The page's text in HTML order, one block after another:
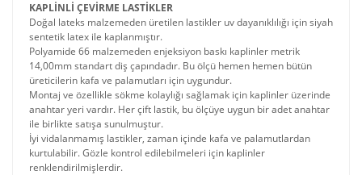
KAPLİNLİ ÇEVİRME LASTİKLER
Doğal lateks malzemeden üretilen lastikler uv dayanıklılığı için siyah
sentetik latex ile kaplanmıştır.
Polyamide 66 malzemeden enjeksiyon baskı kaplinler metrik
14,00mm standart diş çapındadır. Bu ölçü hemen hemen bütün
üreticilerin kafa ve palamutları için uygundur.
Montaj ve özellikle sökme kolaylığı sağlamak için kaplinler üzerinde
anahtar yeri vardır. Her çift lastik, bu ölçüye uygun bir adet anahtar
ile birlikte satışa sunulmuştur.
İyi vidalanmamış lastikler, zaman içinde kafa ve palamutlardan
kurtulabilir. Gözle kontrol edilebilmeleri için kaplinler
renklendirilmişlerdir.